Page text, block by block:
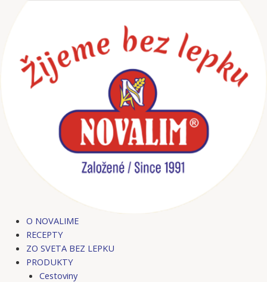
O NOVALIME
RECEPTY
ZO SVETA BEZ LEPKU
PRODUKTY
Cestoviny